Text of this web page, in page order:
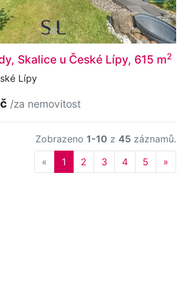
Skalice u České Lípy, 615 m2
Lípy
/za nemovitost
Zobrazeno 1-10 z 45 záznamů.
« Previous
1 2 3 4 5 »